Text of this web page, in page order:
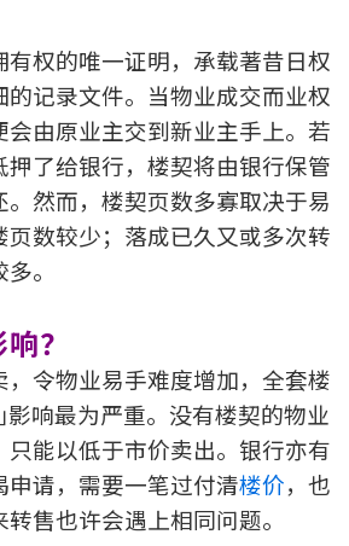
有权的唯一证明，承载著昔日权
的记录文件。当物业成交而业权
会由原业主交到新业主手上。若
了给银行，楼契将由银行保管
然而，楼契页数多寡取决于易
页数较少；落成已久又或多次转
。
？
令物业易手难度增加，全套楼
影响最为严重。没有楼契的物业
只能以低于市价卖出。银行亦有
请，需要一笔过付清楼价，也
售也许会遇上相同问题。